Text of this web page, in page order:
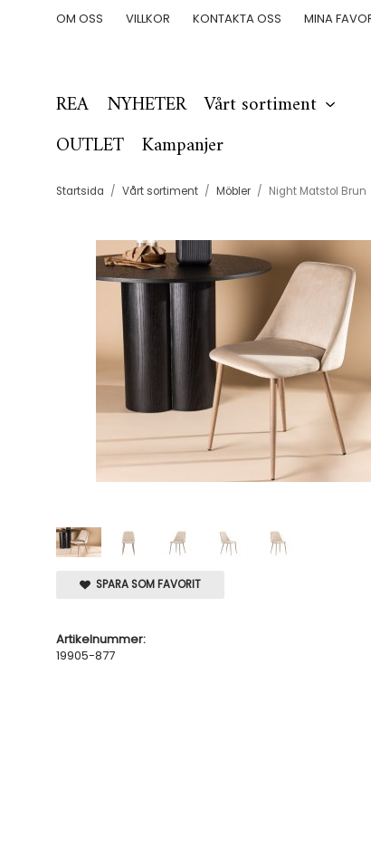
OM OSS VILLKOR KONTAKTA OSS MINA
REA NYHETER Vårt sortiment
OUTLET Kampanjer
Startsida / Vårt sortiment / Möbler / Night Matstol Brun
SPARA SOM FAVORIT
Artikelnummer:
19905-877